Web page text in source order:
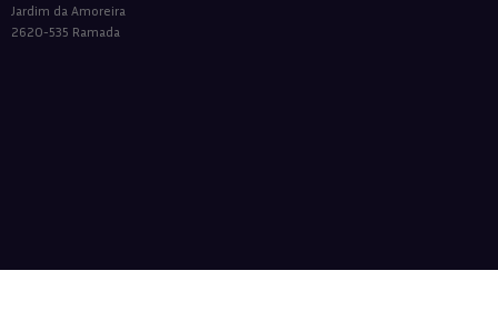
Jardim da Amoreira
2620-535 Ramada